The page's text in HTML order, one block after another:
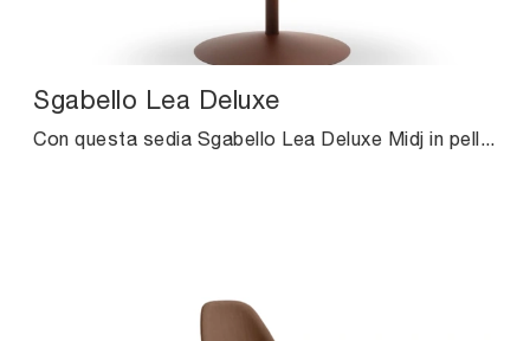
Sgabello Lea Deluxe
Con questa sedia Sgabello Lea Deluxe Midj in pelle, una tra le nostre sedute sgabelli moderne, potrai arricchire i tuoi locali.